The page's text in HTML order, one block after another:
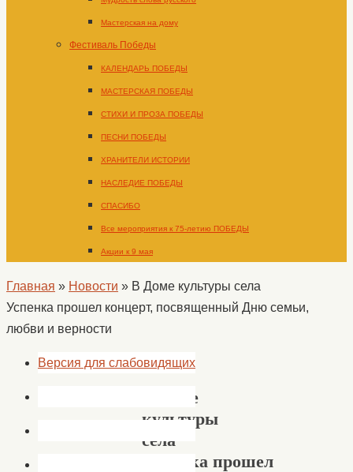
Мастерская на дому
Фестиваль Победы
КАЛЕНДАРЬ ПОБЕДЫ
МАСТЕРСКАЯ ПОБЕДЫ
СТИХИ И ПРОЗА ПОБЕДЫ
ПЕСНИ ПОБЕДЫ
ХРАНИТЕЛИ ИСТОРИИ
НАСЛЕДИЕ ПОБЕДЫ
СПАСИБО
Все мероприятия к 75-летию ПОБЕДЫ
Акции к 9 мая
Главная » Новости » В Доме культуры села
Успенка прошел концерт, посвященный Дню семьи,
любви и верности
В Доме
культуры
села
Успенка прошел
Версия для слабовидящих